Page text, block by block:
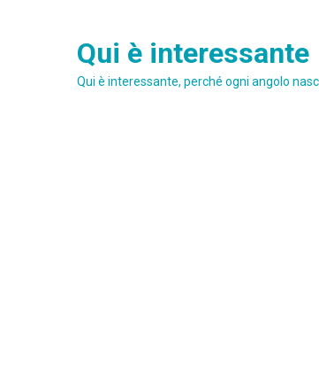
Qui è interessante
Qui è interessante, perché ogni angolo